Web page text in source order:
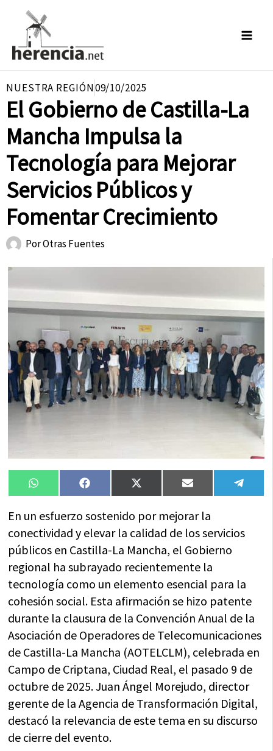
contenido
NUESTRA REGIÓN09/10/2025
El Gobierno de Castilla-La
Mancha Impulsa la
Tecnología para Mejorar
Servicios Públicos y
Fomentar Crecimiento
PorOtras Fuentes
Compartir
en
WhatsAppCompartir
en
FacebookCompartir
en
X
(Twitter)
Compartir
en
Email
en
En un esfuerzo sostenido por mejorar la
conectividad y elevar la calidad de los servicios
públicos en Castilla-La Mancha, el Gobierno
regional ha subrayado recientemente la
tecnología como un elemento esencial para la
cohesión social. Esta afirmación se hizo patente
durante la clausura de la Convención Anual de la
Asociación de Operadores de Telecomunicaciones
de Castilla-La Mancha (AOTELCLM), celebrada en
Campo de Criptana, Ciudad Real, el pasado 9 de
octubre de 2025. Juan Ángel Morejudo, director
gerente de la Agencia de Transformación Digital,
destacó la relevancia de este tema en su discurso
de cierre del evento.